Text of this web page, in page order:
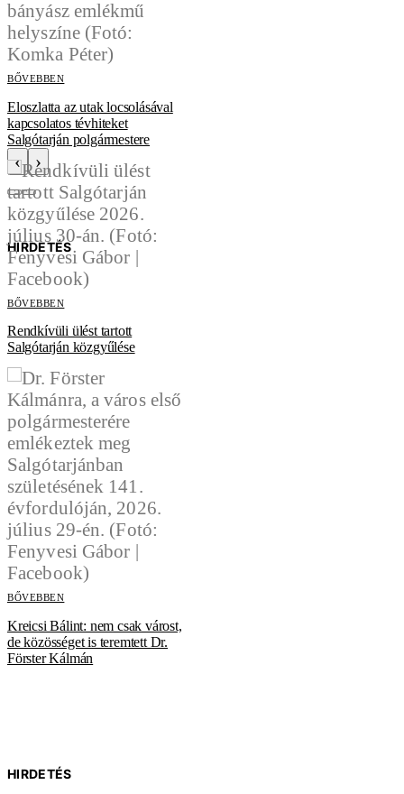
BŐVEBBEN
Eloszlatta az utak locsolásával
kapcsolatos tévhiteket
Salgótarján polgármestere
BŐVEBBEN
Rendkívüli ülést tartott
Salgótarján közgyűlése
BŐVEBBEN
Kreicsi Bálint: nem csak várost,
de közösséget is teremtett Dr.
Förster Kálmán
‹ ›
HIRDETÉS
HIRDETÉS